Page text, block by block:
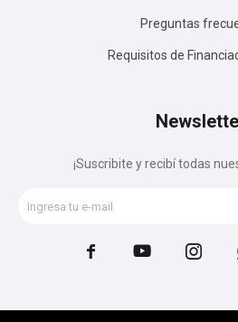
Preguntas
Requisitos de
¡Suscribite y recibí todas
  